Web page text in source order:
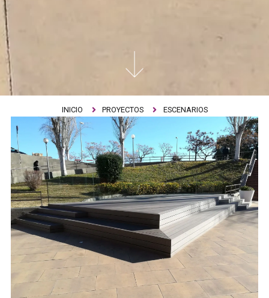
INICIO PROYECTOS ESCENARIOS